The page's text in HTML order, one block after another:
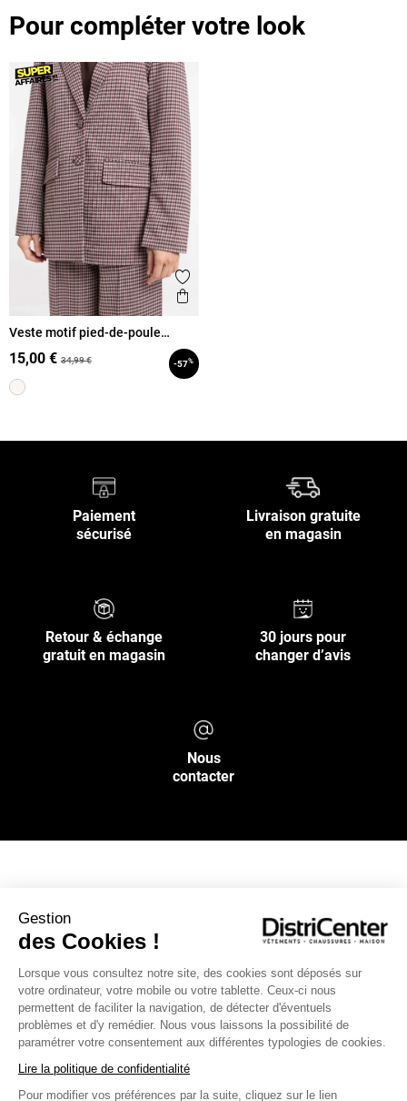
Gestion
des Cookies !
Lorsque vous consultez notre site, des cookies sont déposés sur
votre ordinateur, votre mobile ou votre tablette. Ceux-ci nous
permettent de faciliter la navigation, de détecter d'éventuels
problèmes et d'y remédier. Nous vous laissons la possibilité de
paramétrer votre consentement aux différentes typologies de cookies.
Lire la politique de confidentialité
Pour modifier vos préférences par la suite, cliquez sur le lien
Pour compléter votre look
Ajouter aux favoris
Aperçu rapide
Veste motif pied-de-poule
15,00 € 34,99 € -57%
Paiement
sécurisé
Livraison gratuite
en magasin
Retour & échange
gratuit en magasin
30 jours pour
changer d’avis
Nous
contacter
INFOS PRATIQUES
L’ENSEIGNE DISTRICENTER
Suivez-nous
Moyens de paiement